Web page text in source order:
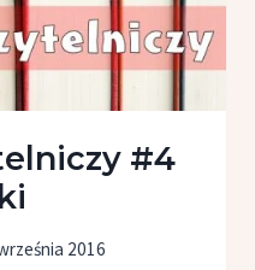
#4
2016